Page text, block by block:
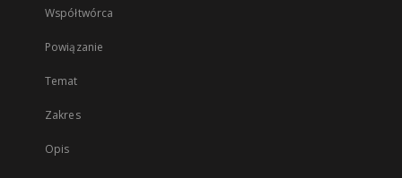
Współtwórca
Powiązanie
Temat
Zakres
Opis